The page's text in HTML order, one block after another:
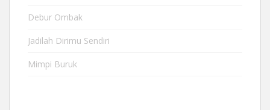
Debur Ombak
Jadilah Dirimu Sendiri
Mimpi Buruk